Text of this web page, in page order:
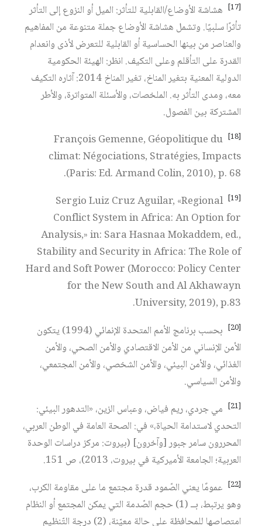
[17]
هشاشة الأوضاع/القابلية للتأثر: الميل أو النزوع إلى التأثر
تأثرًا سلبيًا. وتشمل هشاشة الأوضاع جملة متنوعة من المفاهيم
والعناصر من بينها الحساسية أو القابلية للتعرض لأذى وانعدام
القدرة على التأقلم وعلى التكيف. انظر: الهيئة الحكومية
الدولية المعنية بتغير المناخ، تغير المناخ 2014: آثاره التكيف
معه، ومدى التأثر به. الملخصات، والأسئلة المتواترة، والأطر
المشتركة بين الفصول.
[18]
François Gemenne, Géopolitique du
climat: Négociations, Stratégies, Impacts
(Paris: Ed. Armand Colin, 2010), p. 68.
[19]
Sergio Luiz Cruz Aguilar, «Regional
Conflict System in Africa: An Option for
Analysis,» in: Sara Hasnaa Mokaddem, ed.,
Stability and Security in Africa: The Role of
Hard and Soft Power (Morocco: Policy Center
for the New South and Al Akhawayn
University, 2019), p.83.
[20]
بحسب برنامج الأمم المتحدة الإنمائي (1994) يتكون
الأمن الإنساني من الأمن الاقتصادي والأمن الصحي، والأمن
الغذائي، والأمن البيئي، والأمن الشخصي، والأمن المجتمعي،
والأمن السياسي.
[21]
مي جردي، ريم فياض، وعباس الزين، «التدهور البيئي:
التحدي لاستدامة الحياة،» في: الصحة العامة في الوطن العربي،
المحررون سامر جبور [وآخرون] (بيروت: مركز دراسات الوحدة
العربية؛ الجامعة الأميركية في بيروت، 2013)، ص 151.
[22]
عمومًا يعني الصّمود قدرة مجتمع ما على مقاومة الكرب،
وهو يرتبط، بــ (1) حجم الصّدمة التي يمكن المجتمع أو النظام
امتصاصها للمحافظة على حالة معيّنة، (2) درجة التّنظيم